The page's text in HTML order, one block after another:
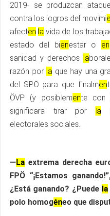
2019- se produzcan
contra los logros del movimi
afecten la vida de los
estado del bienestar o en
sanidad y derechos la
razón por la que hay una
del SPÖ para que finalmen
ÖVP (y posiblemente con
significara tirar por la
electorales sociales.
—La extrema derecha
FPÖ “¡Estamos
¿Está ganando? ¿Puede la
polo homogéneo que